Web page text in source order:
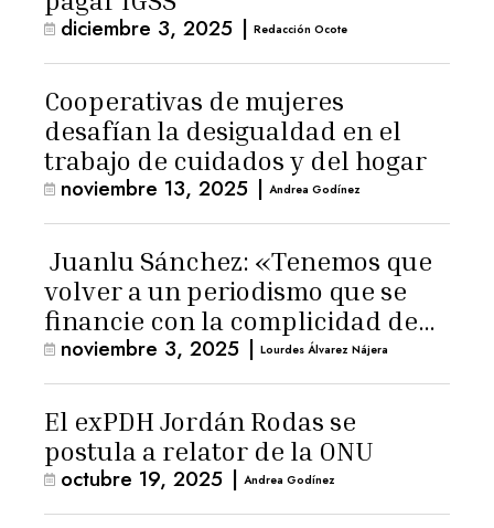
diciembre 3, 2025 | Redacción Ocote
Cooperativas de mujeres
desafían la desigualdad en el
trabajo de cuidados y del hogar
noviembre 13, 2025 | Andrea Godínez
Juanlu Sánchez: «Tenemos que
volver a un periodismo que se
financie con la complicidad de
los lectores»
noviembre 3, 2025 | Lourdes Álvarez Nájera
El exPDH Jordán Rodas se
postula a relator de la ONU
octubre 19, 2025 | Andrea Godínez